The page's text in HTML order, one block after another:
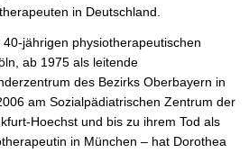
in Deutschland.
jährigen physiotherapeutischen
ab 1975 als leitende
des Bezirks Oberbayern in
am Sozialpädiatrischen Zentrum der
Hoechst und bis zu ihrem Tod als
in München – hat Dorothea